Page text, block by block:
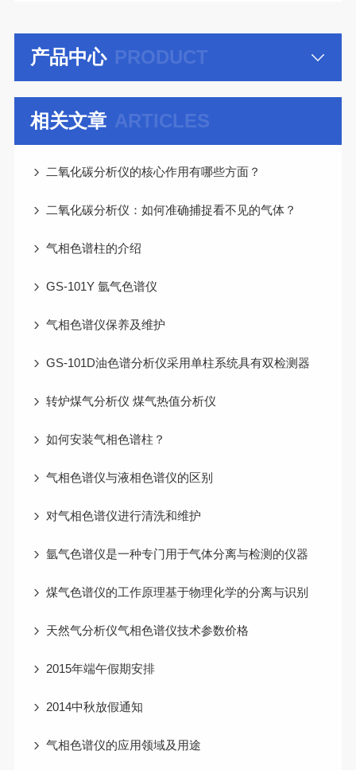
PRODUCT
产品中心
ARTICLES
相关文章
二氧化碳分析仪的核心作用有哪些方面？
二氧化碳分析仪：如何准确捕捉看不见的气体？
气相色谱柱的介绍
GS-101Y 氩气色谱仪
气相色谱仪保养及维护
GS-101D油色谱分析仪采用单柱系统具有双检测器
转炉煤气分析仪 煤气热值分析仪
如何安装气相色谱柱？
气相色谱仪与液相色谱仪的区别
对气相色谱仪进行清洗和维护
氩气色谱仪是一种专门用于气体分离与检测的仪器
煤气色谱仪的工作原理基于物理化学的分离与识别
天然气分析仪气相色谱仪技术参数价格
2015年端午假期安排
2014中秋放假通知
气相色谱仪的应用领域及用途